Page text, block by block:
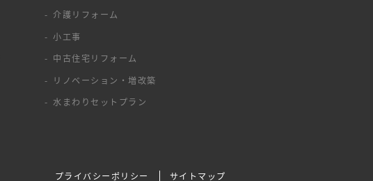
介護リフォーム
小工事
中古住宅リフォーム
リノベーション・増改築
水まわりセットプラン
プライバシーポリシー サイトマップ